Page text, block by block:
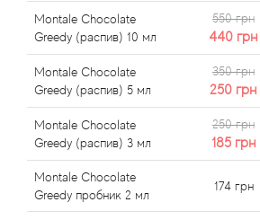
Montale Chocolate
Greedy (распив) 10 мл
550 грн
440 грн
Montale Chocolate
Greedy (распив) 5 мл
350 грн
250 грн
Montale Chocolate
Greedy (распив) 3 мл
250 грн
185 грн
Montale Chocolate
Greedy пробник 2 мл
174 грн
Annayake
Anne Fontaine
Annick Goutal
Antonia's Flowers
Antonio Banderas